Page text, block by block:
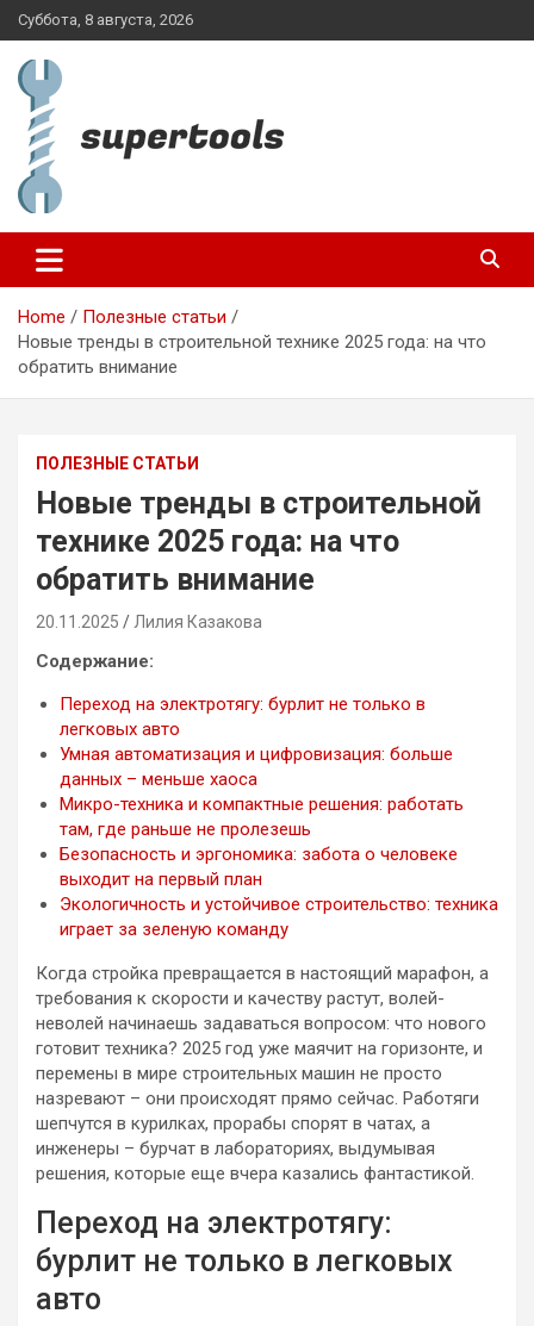
Skip
to
content
Суббота, 8 августа, 2026
supertools.com.ua
Home
Полезные статьи
Новые тренды в строительной технике 2025 года: на что
обратить внимание
ПОЛЕЗНЫЕ СТАТЬИ
Новые тренды в строительной
технике 2025 года: на что
обратить внимание
20.11.2025 Лилия Казакова
Содержание:
Переход на электротягу: бурлит не только в
легковых авто
Умная автоматизация и цифровизация: больше
данных – меньше хаоса
Микро-техника и компактные решения: работать
там, где раньше не пролезешь
Безопасность и эргономика: забота о человеке
выходит на первый план
Экологичность и устойчивое строительство: техника
играет за зеленую команду
Когда стройка превращается в настоящий марафон, а
требования к скорости и качеству растут, волей-
неволей начинаешь задаваться вопросом: что нового
готовит техника? 2025 год уже маячит на горизонте, и
перемены в мире строительных машин не просто
назревают – они происходят прямо сейчас. Работяги
шепчутся в курилках, прорабы спорят в чатах, а
инженеры – бурчат в лабораториях, выдумывая
решения, которые еще вчера казались фантастикой.
Переход на электротягу:
бурлит не только в легковых
авто